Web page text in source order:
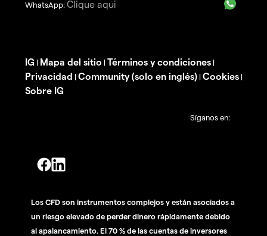
WhatsApp: Clique aqui
IG | Mapa del sitio | Términos y condiciones |
Privacidad | Community (solo en inglés) | Cookies |
Sobre IG
Síganos en:
Los CFD son instrumentos complejos y están asociados a
un riesgo elevado de perder dinero rápidamente debido
al apalancamiento. El 70 % de las cuentas de inversores